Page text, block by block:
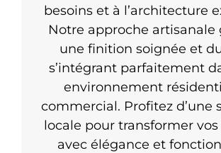
besoins et à l’architecture
Notre approche artisanale
une finition soignée et
s’intégrant parfaitement
environnement
commercial. Profitez d’une
locale pour transformer vos
avec élégance et